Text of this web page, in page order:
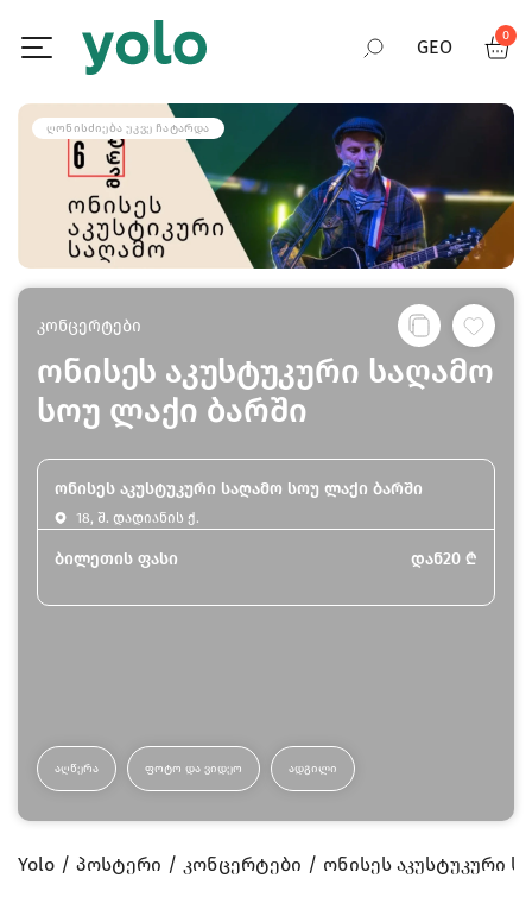
GEO
ENG
0
ᲦᲝᲜᲘᲡᲫᲘᲔᲑᲐ ᲣᲙᲕᲔ ᲩᲐᲢᲐᲠᲓᲐ
კონცერტები
ონისეს აკუსტუკური საღამო
სოუ ლაქი ბარში
ონისეს აკუსტუკური საღამო სოუ ლაქი ბარში
18, შ. დადიანის ქ.
ბილეთის ფასი დან20 ₾
ᲐᲦᲬᲔᲠᲐ ᲤᲝᲢᲝ ᲓᲐ ᲕᲘᲓᲔᲝ ᲐᲓᲒᲘᲚᲘ
Yolo პოსტერი კონცერტები ონისეს აკუსტუკური